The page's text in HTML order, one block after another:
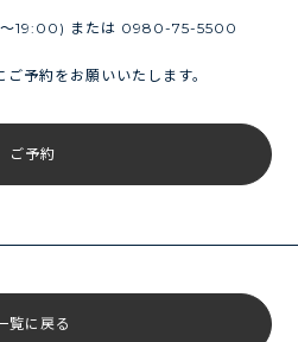
19:00) または 0980-75-5500
予約をお願いいたします。
ご予約
覧に戻る